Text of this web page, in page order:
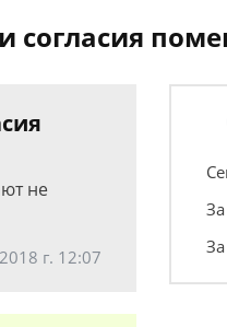
согласия
не
г. 12:07